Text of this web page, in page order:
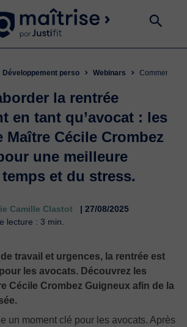
Développement perso Webinars Comment
la rentrée
en tant qu’avocat : les
Maître Cécile Crombez
une meilleure
et du stress.
Camille Clastot
| 27/08/2025
lecture : 3 min.
travail et urgences, la rentrée est
les avocats. Découvrez les
Cécile Crombez Guigneux afin de la
un moment clé pour les avocats. Après